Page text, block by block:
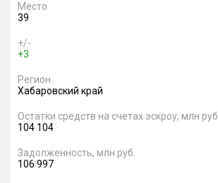
Место
39
+/-
+3
Регион
Хабаровский край
Остатки средств на счетах эскроу, млн руб.
104 104
Задолженность, млн руб.
106 997